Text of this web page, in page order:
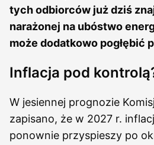
tych odbiorców już dziś
narażonej na ubóstwo
może dodatkowo pogłębić
Inflacja pod
W jesiennej prognozie
zapisano, że w 2027 r.
ponownie przyspieszy po